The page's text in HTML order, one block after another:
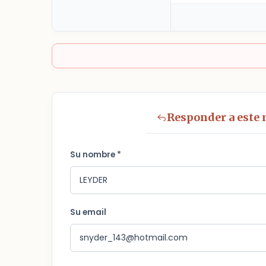
Responder a este
Su nombre *
Su email